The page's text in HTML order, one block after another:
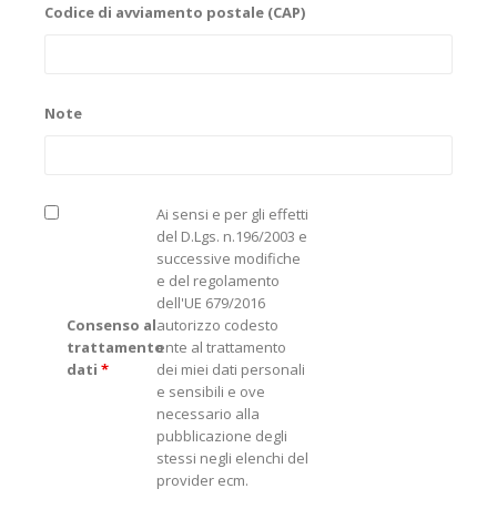
Codice di avviamento postale (CAP)
Note
Consenso al
trattamento
dati*
Ai sensi e per gli effetti
del D.Lgs. n.196/2003 e
successive modifiche
e del regolamento
dell'UE 679/2016
autorizzo codesto
ente al trattamento
dei miei dati personali
e sensibili e ove
necessario alla
pubblicazione degli
stessi negli elenchi del
provider ecm.